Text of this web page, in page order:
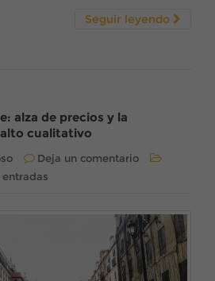
Seguir leyendo
alza de precios y la
cualitativo
Deja un comentario